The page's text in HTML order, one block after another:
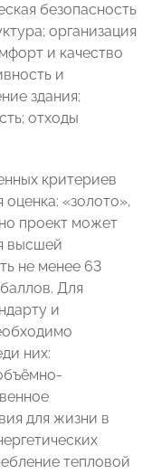
безопасность
организация
и качество
и
здания;
отходы
критериев
«золото»,
проект может
высшей
не менее 63
Для
и
них:
для жизни в
тепловой